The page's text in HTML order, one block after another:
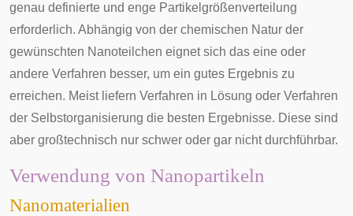
genau definierte und enge Partikelgrößenverteilung
erforderlich. Abhängig von der chemischen Natur der
gewünschten Nanoteilchen eignet sich das eine oder
andere Verfahren besser, um ein gutes Ergebnis zu
erreichen. Meist liefern Verfahren in Lösung oder Verfahren
der Selbstorganisierung die besten Ergebnisse. Diese sind
aber großtechnisch nur schwer oder gar nicht durchführbar.
Verwendung von Nanopartikeln
Nanomaterialien